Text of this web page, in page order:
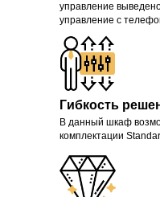
управление
управление с
В данный шкаф
комплектации
Гибкость